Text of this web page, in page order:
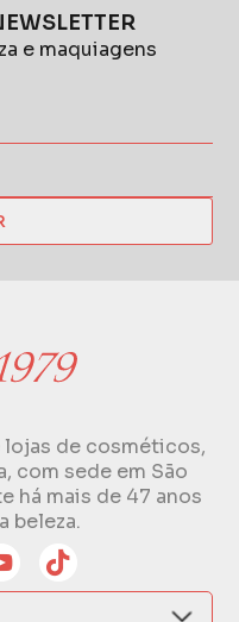
e maquiagens
lojas de cosméticos,
com sede em São
há mais de 47 anos
beleza.